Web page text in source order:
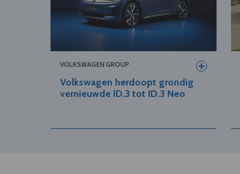
VOLKSWAGEN GROUP
Volkswagen herdoopt grondig
vernieuwde ID.3 tot ID.3 Neo